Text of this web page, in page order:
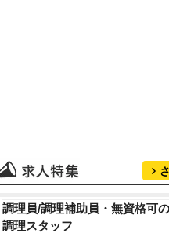
調理員/調理補助員・無資格可
調理スタッフ